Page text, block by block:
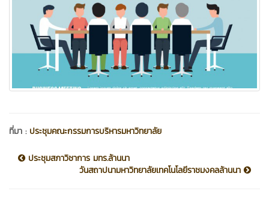
ที่มา : ประชุมคณะกรรมการบริหารมหาวิทยาลัย
ประชุมสภาวิชาการ มทร.ล้านนา
วันสถาปนามหาวิทยาลัยเทคโนโลยีราชมงคลล้านนา